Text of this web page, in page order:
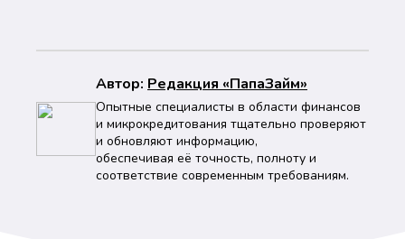
Автор: Peдaкция «ПапаЗайм»
Опытные специалисты в области финансов
и микрокредитования тщательно проверяют
и обновляют информацию,
обеспечивая её точность, полноту и
соответствие современным требованиям.